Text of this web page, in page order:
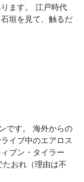
ます。 江戸時代
垣を見て、触るだ
です。 海外からの
イブ中のエアロス
ブン・タイラー
たおれ（理由は不